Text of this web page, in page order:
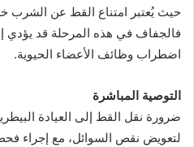
حيث يُعتبر امتناع القط عن الشرب
فالجفاف في هذه المرحلة قد
اضطراب وظائف الأعضاء الحيوية.
التوصية المباشرة
ضرورة نقل القط إلى العيادة
لتعويض نقص السوائل، مع إجراء